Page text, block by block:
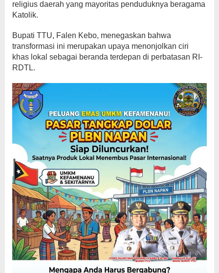
religius daerah yang mayoritas penduduknya beragama
Katolik.
Bupati TTU, Falen Kebo, menegaskan bahwa
transformasi ini merupakan upaya menonjolkan ciri
khas lokal sebagai beranda terdepan di perbatasan RI-
RDTL.